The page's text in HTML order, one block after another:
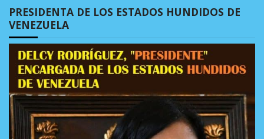
PRESIDENTA DE LOS ESTADOS HUNDIDOS DE
VENEZUELA